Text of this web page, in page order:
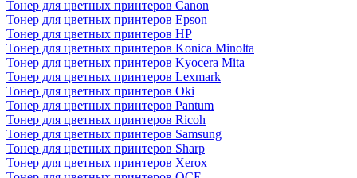
Тонер для цветных принтеров Canon
Тонер для цветных принтеров Epson
Тонер для цветных принтеров HP
Тонер для цветных принтеров Konica Minolta
Тонер для цветных принтеров Kyocera Mita
Тонер для цветных принтеров Lexmark
Тонер для цветных принтеров Oki
Тонер для цветных принтеров Pantum
Тонер для цветных принтеров Ricoh
Тонер для цветных принтеров Samsung
Тонер для цветных принтеров Sharp
Тонер для цветных принтеров Xerox